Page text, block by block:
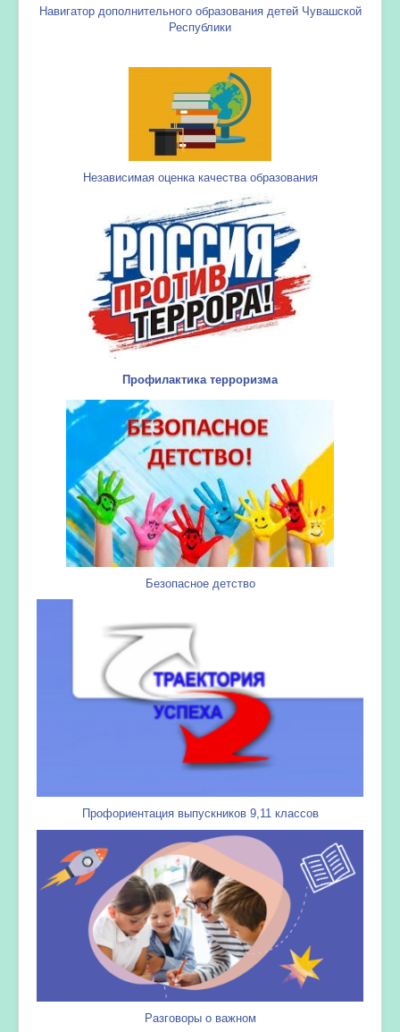
Навигатор дополнительного образования детей Чувашской
Республики
Независимая оценка качества образования
Профилактика терроризма
Безопасное детство
Профориентация выпускников 9,11 классов
Разговоры о важном